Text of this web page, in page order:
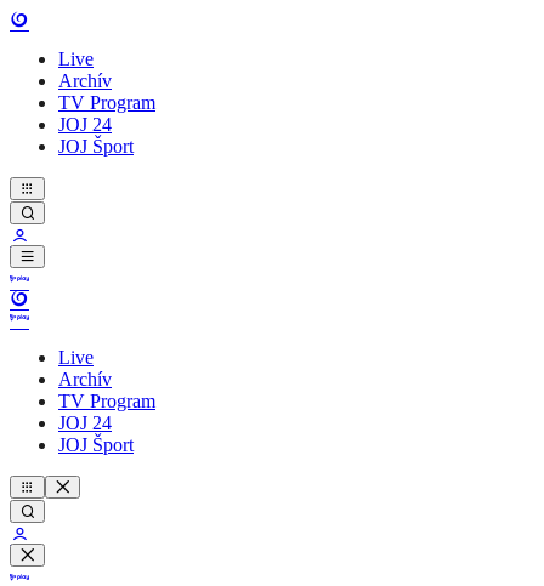
Live
Archív
TV Program
JOJ 24
JOJ Šport
Live
Archív
TV Program
JOJ 24
JOJ Šport